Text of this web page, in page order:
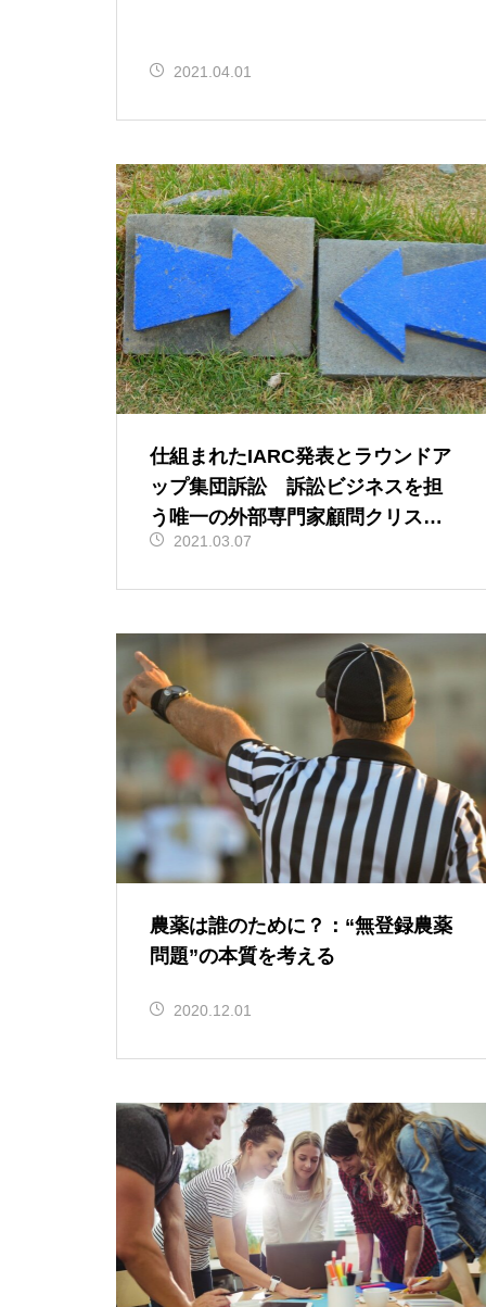
2021.04.01
仕組まれたIARC発表とラウンドア
ップ集団訴訟 訴訟ビジネスを担
う唯一の外部専門家顧問クリスト
ファー・ポワティエ氏
2021.03.07
農薬は誰のために？：“無登録農薬
問題”の本質を考える
2020.12.01